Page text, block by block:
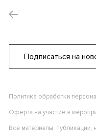
Подписаться на
Политика обработки
Оферта на участие в
Все материалы, публикации,